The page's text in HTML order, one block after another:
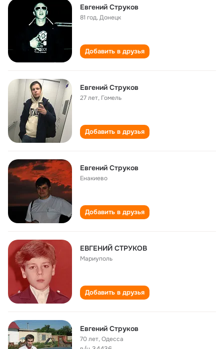
Евгений Струков
81 год,Донецк
Добавить в друзья
Евгений Струков
27 лет, Гомель
Добавить в друзья
Евгений Струков
Енакиево
Добавить в друзья
ЕВГЕНИЙ СТРУКОВ
Мариуполь
Добавить в друзья
Евгений Струков
70 лет,Одесса